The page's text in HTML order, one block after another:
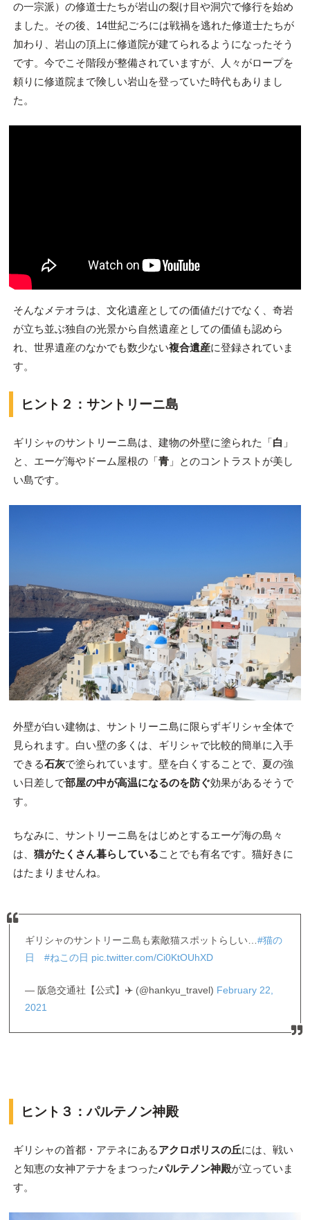
の一宗派）の修道士たちが岩山の裂け目や洞穴で修行を始め
ました。その後、14世紀ごろには戦禍を逃れた修道士たちが
加わり、岩山の頂上に修道院が建てられるようになったそう
です。今でこそ階段が整備されていますが、人々がロープを
頼りに修道院まで険しい岩山を登っていた時代もありまし
た。
そんなメテオラは、文化遺産としての価値だけでなく、奇岩
が立ち並ぶ独自の光景から自然遺産としての価値も認めら
れ、世界遺産のなかでも数少ない複合遺産に登録されていま
す。
ヒント２：サントリーニ島
ギリシャのサントリーニ島は、建物の外壁に塗られた「白 」
と、エーゲ海やドーム屋根の「青」とのコントラストが美し
い島です。
外壁が白い建物は、サントリーニ島に限らずギリシャ全体で
見られます。白い壁の多くは、ギリシャで比較的簡単に入手
できる石灰で塗られています。壁を白くすることで、夏の強
い日差しで部屋の中が高温になるのを防ぐ効果があるそうで
す。
ちなみに、サントリーニ島をはじめとするエーゲ海の島々
は、 猫がたくさん暮らしていることでも有名です。猫好きに
はたまりませんね。
ギリシャのサントリーニ島も素敵猫スポットらしい…#猫の
日
#ねこの日 pic.twitter.com/Ci0KtOUhXD
— 阪急交通社【公式】✈️ (@hankyu_travel) February 22,
2021
ヒント３：パルテノン神殿
ギリシャの首都・アテネにあるアクロポリスの丘には、戦い
と知恵の女神アテナをまつったパルテノン神殿が立っていま
す。